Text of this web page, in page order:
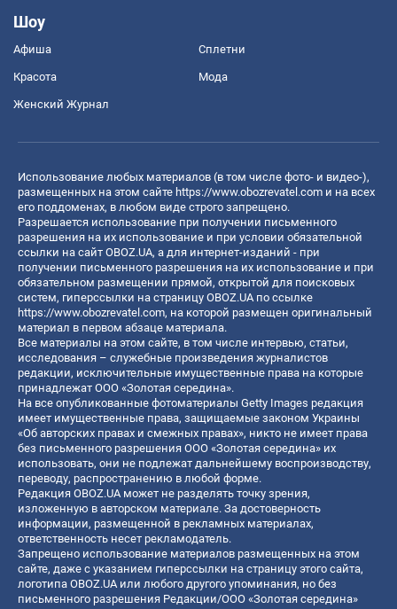
Шоу
Афиша Сплетни
Красота Мода
Женский Журнал
Использование любых материалов (в том числе фото- и видео-),
размещенных на этом сайте https://www.obozrevatel.com и на всех
его поддоменах, в любом виде строго запрещено.
Разрешается использование при получении письменного
разрешения на их использование и при условии обязательной
ссылки на сайт OBOZ.UA, а для интернет-изданий - при
получении письменного разрешения на их использование и при
обязательном размещении прямой, открытой для поисковых
систем, гиперссылки на страницу OBOZ.UA по ссылке
https://www.obozrevatel.com, на которой размещен оригинальный
материал в первом абзаце материала.
Все материалы на этом сайте, в том числе интервью, статьи,
исследования – служебные произведения журналистов
редакции, исключительные имущественные права на которые
принадлежат ООО «Золотая середина».
На все опубликованные фотоматериалы Getty Images редакция
имеет имущественные права, защищаемые законом Украины
«Об авторских правах и смежных правах», никто не имеет права
без письменного разрешения ООО «Золотая середина» их
использовать, они не подлежат дальнейшему воспроизводству,
переводу, распространению в любой форме.
Редакция OBOZ.UA может не разделять точку зрения,
изложенную в авторском материале. За достоверность
информации, размещенной в рекламных материалах,
ответственность несет рекламодатель.
Запрещено использование материалов размещенных на этом
сайте, даже с указанием гиперссылки на страницу этого сайта,
логотипа OBOZ.UA или любого другого упоминания, но без
письменного разрешения Редакции/ООО «Золотая середина»